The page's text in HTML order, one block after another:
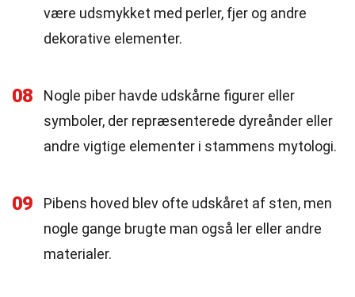
være udsmykket med perler, fjer og andre
dekorative elementer.
08
Nogle piber havde udskårne figurer eller
symboler, der repræsenterede dyreånder eller
andre vigtige elementer i stammens mytologi.
09
Pibens hoved blev ofte udskåret af sten, men
nogle gange brugte man også ler eller andre
materialer.